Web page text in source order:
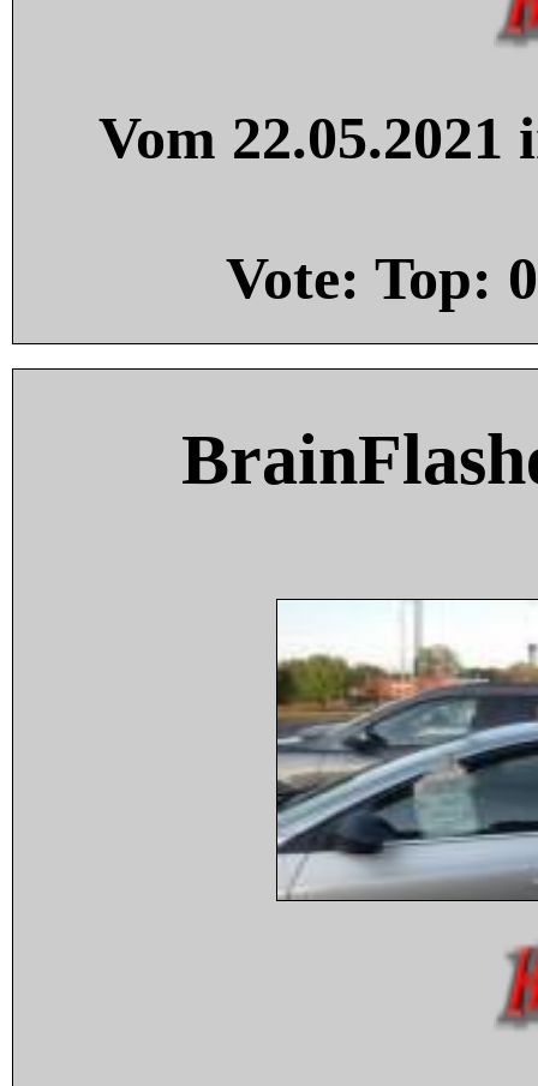
Vom
Vote: Top: 0